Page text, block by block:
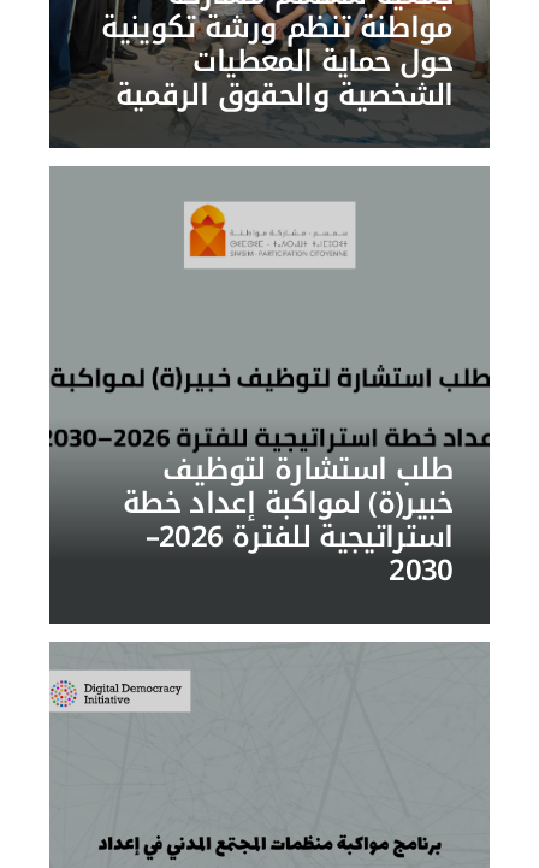
مواطنة تنظم ورشة تكوينية
حول حماية المعطيات
الشخصية والحقوق الرقمية
طلب استشارة لتوظيف
خبير(ة) لمواكبة إعداد خطة
استراتيجية للفترة 2026–
2030